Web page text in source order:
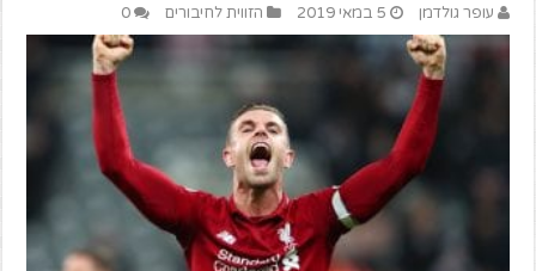
עופר גולדמן 5 במאי 2019 הזווית לחיבורים 0